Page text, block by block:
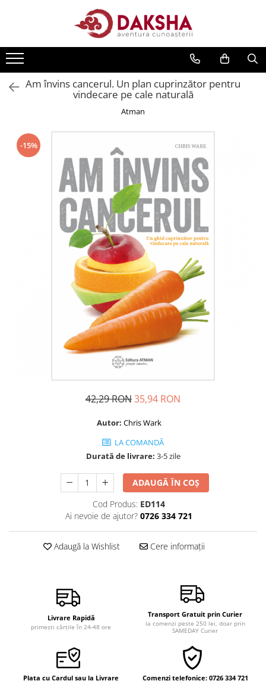
Editura Daksha
Seria Radu Cinamar
Seria Anton Parks
Seria Immanuel Velikovsky
Dezvăluiri
Spiritualitate
Extratereștrii
Transformare spirituală
Dezvoltare personală
Seria Helena Blavatsky
Vindecare
Psihologie practică
Lumea îngerilor
Seria Masaru Emoto
Am învins cancerul. Un plan cuprinzător pentru
vindecare pe cale naturală
Atman
-15%
42,29 RON35,94 RON
Autor: Chris Wark
LA COMANDĂ
Durată de livrare: 3-5 zile
ADAUGĂ ÎN COȘ
Cod Produs: ED114
Ai nevoie de ajutor? 0726 334 721
Adaugă la Wishlist Cere informații
Livrare Rapidă
primești cărțile în 24-48 ore
Transport Gratuit prin Curier
la comenzi peste 250 lei, doar prin
SAMEDAY Curier
Plata cu Cardul sau la Livrare Comenzi telefonice: 0726 334 721